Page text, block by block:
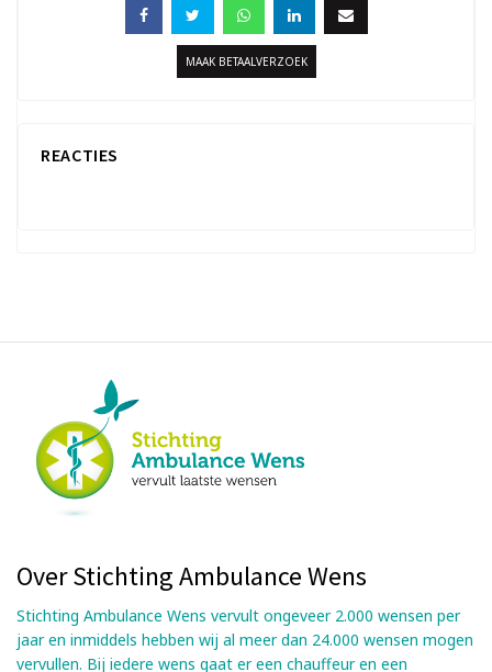
MAAK BETAALVERZOEK
REACTIES
Over Stichting Ambulance Wens
Stichting Ambulance Wens vervult ongeveer 2.000 wensen per
jaar en inmiddels hebben wij al meer dan 24.000 wensen mogen
vervullen. Bij iedere wens gaat er een chauffeur en een